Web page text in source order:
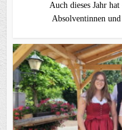
Auch dieses Jahr
Absolventinnen